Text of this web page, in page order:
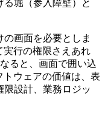
堀（参入障壁）と
画面を必要としま
実行の権限さえあれ
ると、画面で囲い込
ウェアの価値は、表
設計、業務ロジッ